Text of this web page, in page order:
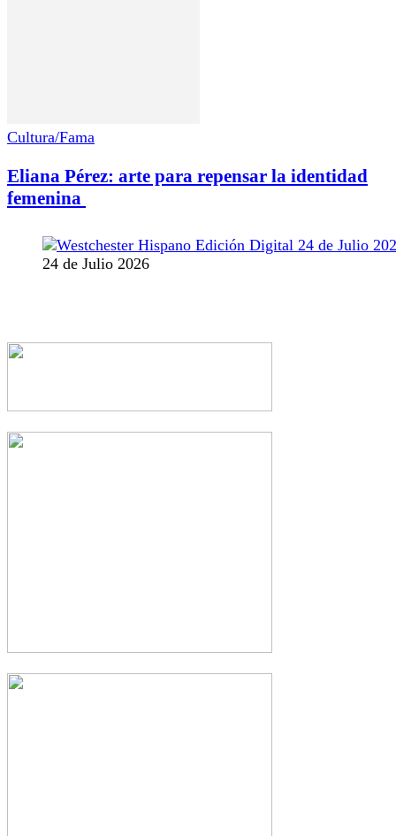
Cultura/Fama
Eliana Pérez: arte para repensar la identidad
femenina
24 de Julio 2026